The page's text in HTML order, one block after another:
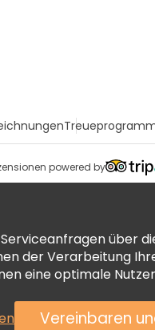
powered by
über
der Verarbeitung
eine optimale
Vereinbaren